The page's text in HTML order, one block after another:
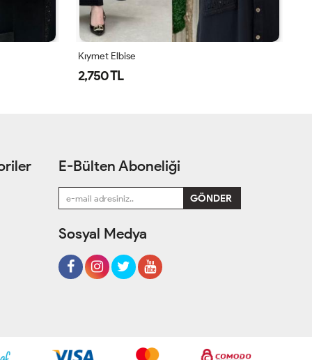
Kıymet Elbise
2,750 TL
E-Bülten Aboneliği
Sosyal Medya